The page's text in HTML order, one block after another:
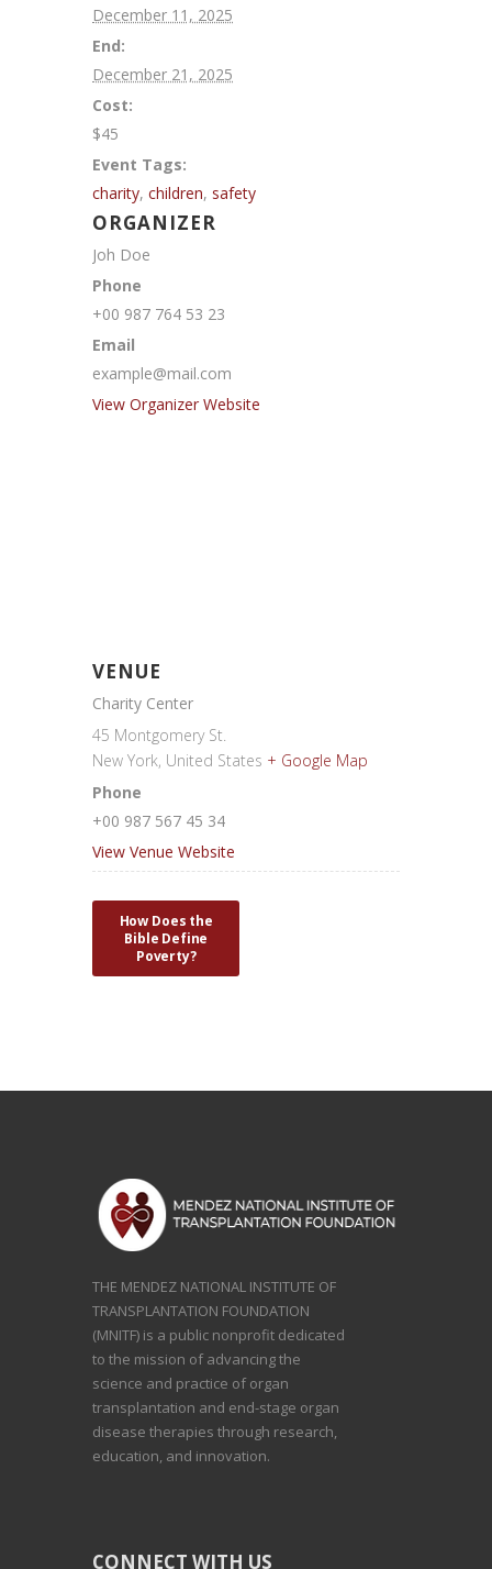
December 11, 2025
End:
December 21, 2025
Cost:
$45
Event Tags:
charity, children, safety
ORGANIZER
Joh Doe
Phone
+00 987 764 53 23
Email
example@mail.com
View Organizer Website
VENUE
Charity Center
45 Montgomery St.
New York, United States + Google Map
Phone
+00 987 567 45 34
View Venue Website
How Does the
Bible Define
Poverty?
THE MENDEZ NATIONAL INSTITUTE OF
TRANSPLANTATION FOUNDATION
(MNITF) is a public nonprofit dedicated
to the mission of advancing the
science and practice of organ
transplantation and end-stage organ
disease therapies through research,
education, and innovation.
CONNECT WITH US